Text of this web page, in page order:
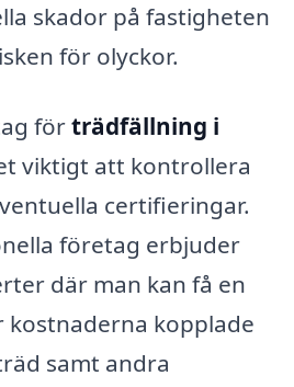
skador på fastigheten
för olyckor.
förträdfällning i
viktigt att kontrollera
certifieringar.
företag erbjuder
där man kan få en
kostnaderna kopplade
samt andra